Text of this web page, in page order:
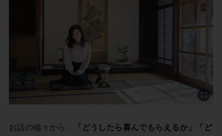
お話の端々から、
「どうしたら喜んでもらえるか」「ど